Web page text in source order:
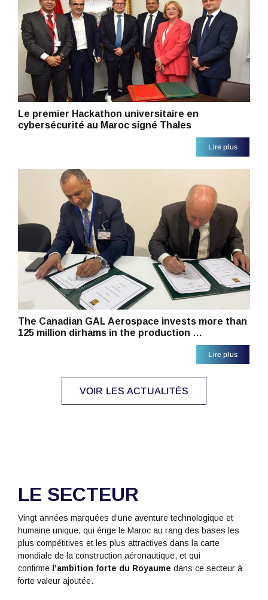
Le premier Hackathon universitaire en
cybersécurité au Maroc signé Thales
Lire plus
The Canadian GAL Aerospace invests more than
125 million dirhams in the production …
Lire plus
VOIR LES ACTUALITÉS
LE SECTEUR
Vingt années marquées d’une aventure technologique et
humaine unique, qui érige le Maroc au rang des bases les
plus compétitives et les plus attractives dans la carte
mondiale de la construction aéronautique, et qui
confirme l’ambition forte du Royaume dans ce secteur à
forte valeur ajoutée.